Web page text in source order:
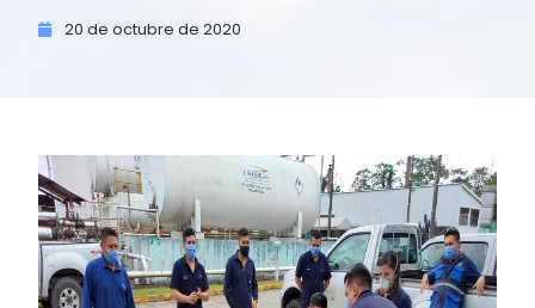
20 de octubre de 2020